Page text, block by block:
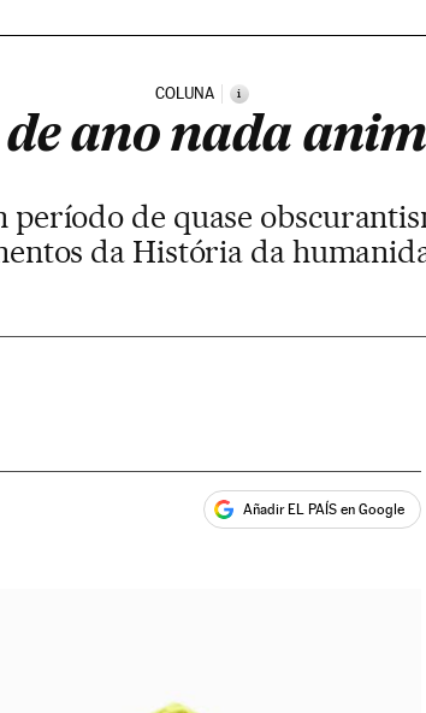
COLUNA i
ano nada
período de quase
da História da
Añadir EL PAÍS en Google